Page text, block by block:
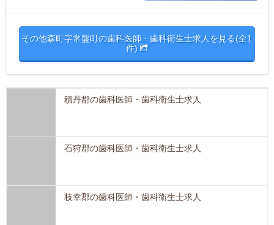
その他森町字常盤町の歯科医師・歯科衛生士求人を見る(全1
件)
積丹郡の歯科医師・歯科衛生士求人
石狩郡の歯科医師・歯科衛生士求人
枝幸郡の歯科医師・歯科衛生士求人